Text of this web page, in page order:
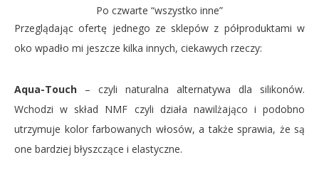
Po czwarte “wszystko inne”
Przeglądając ofertę jednego ze sklepów z półproduktami w
oko wpadło mi jeszcze kilka innych, ciekawych rzeczy:
Aqua-Touch – czyli naturalna alternatywa dla silikonów.
Wchodzi w skład NMF czyli działa nawilżająco i podobno
utrzymuje kolor farbowanych włosów, a także sprawia, że są
one bardziej błyszczące i elastyczne.